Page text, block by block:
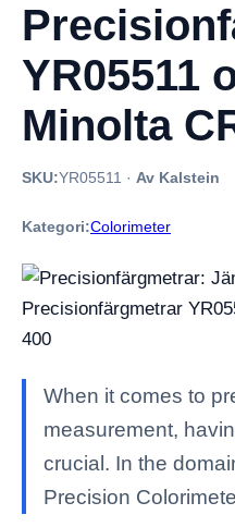
YR05511
Minolta
SKU:YR05511 · Av Kalstein
Kategori:Colorimeter
When it comes to
measurement,
crucial. In the
Precision